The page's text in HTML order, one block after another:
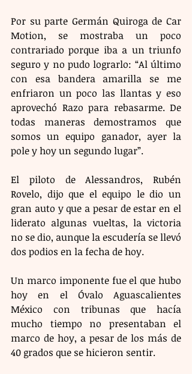
Por su parte Germán Quiroga de Car
Motion, se mostraba un poco
contrariado porque iba a un triunfo
seguro y no pudo lograrlo: “Al último
con esa bandera amarilla se me
enfriaron un poco las llantas y eso
aprovechó Razo para rebasarme. De
todas maneras demostramos que
somos un equipo ganador, ayer la
pole y hoy un segundo lugar”.
El piloto de Alessandros, Rubén
Rovelo, dijo que el equipo le dio un
gran auto y que a pesar de estar en el
liderato algunas vueltas, la victoria
no se dio, aunque la escudería se llevó
dos podios en la fecha de hoy.
Un marco imponente fue el que hubo
hoy en el Óvalo Aguascalientes
México con tribunas que hacía
mucho tiempo no presentaban el
marco de hoy, a pesar de los más de
40 grados que se hicieron sentir.